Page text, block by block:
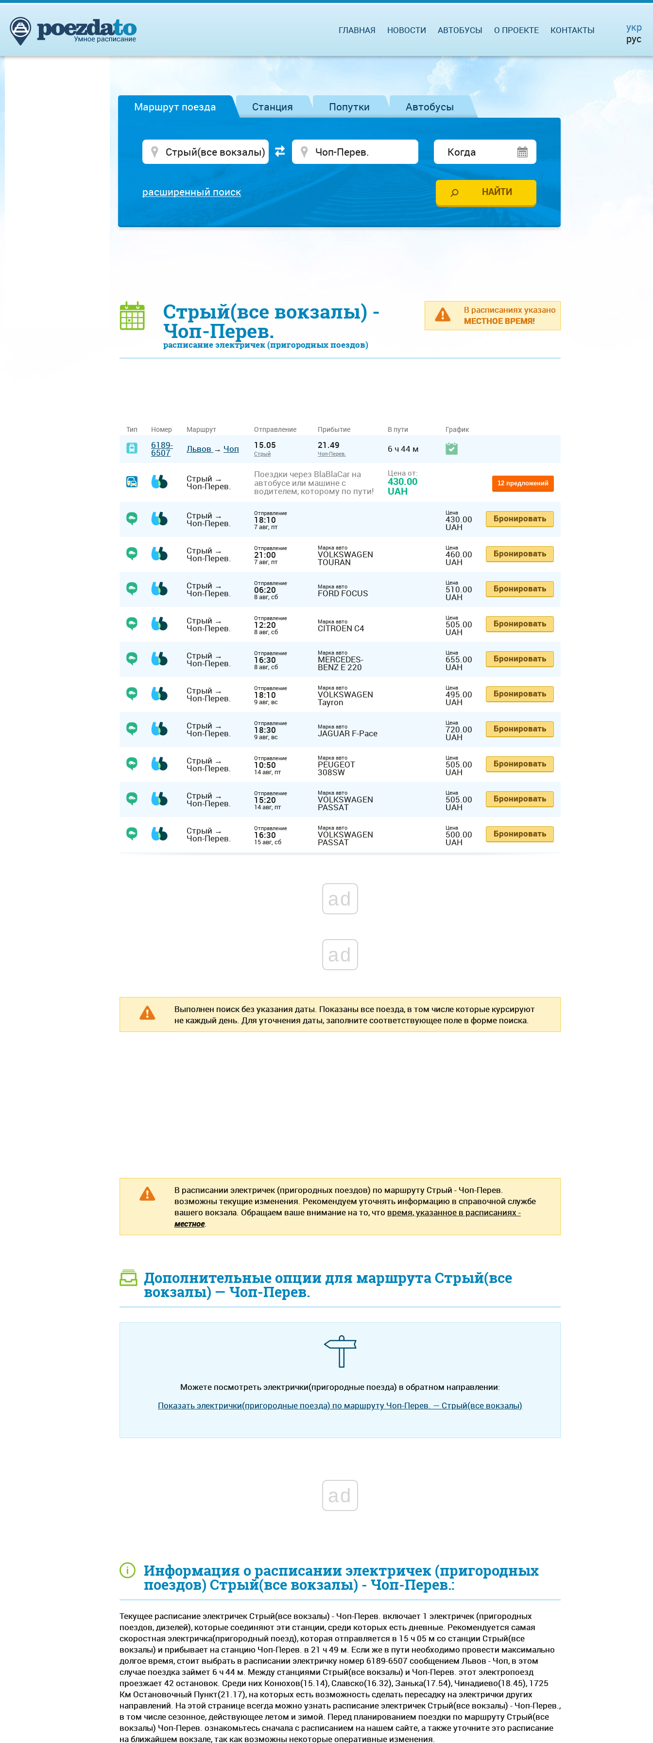
ГЛАВНАЯ НОВОСТИ АВТОБУСЫ О ПРОЕКТЕ КОНТАКТЫ
укр
рус
Маршрут поезда Станция Попутки Автобусы
расширенный поиск
В расписаниях указано
МЕСТНОЕ ВРЕМЯ!
Стрый(все вокзалы) -
Чоп-Перев.
расписание электричек (пригородных поездов)
Информация о расписании электричек (пригородных
поездов) Стрый(все вокзалы) - Чоп-Перев.:
Текущее расписание электричек Стрый(все вокзалы) - Чоп-Перев. включает 1 электричек (пригородных
поездов, дизелей), которые соединяют эти станции, среди которых есть дневные. Рекомендуется самая
скоростная электричка(пригородный поезд), которая отправляется в 15 ч 05 м со станции Стрый(все
вокзалы) и прибывает на станцию Чоп-Перев. в 21 ч 49 м. Если же в пути необходимо провести максимально
долгое время, стоит выбрать в расписании электричку номер 6189-6507 сообщением Львов - Чоп, в этом
случае поездка займет 6 ч 44 м. Между станциями Стрый(все вокзалы) и Чоп-Перев. этот электропоезд
проезжает 42 остановок. Среди них Конюхов(15.14), Славско(16.32), Занька(17.54), Чинадиево(18.45), 1725
Км Остановочный Пункт(21.17), на которых есть возможность сделать пересадку на электрички других
направлений. На этой странице всегда можно узнать расписание электричек Стрый(все вокзалы) - Чоп-Перев.,
в том числе сезонное, действующее летом и зимой. Перед планированием поездки по маршруту Стрый(все
вокзалы) Чоп-Перев. ознакомьтесь сначала с расписанием на нашем сайте, а также уточните это расписание
на ближайшем вокзале, так как возможны некоторые оперативные изменения.
Тип Номер Маршрут Отправление Прибытие В пути График
6189-
6507 Львов → Чоп 15.05
Стрый
21.49
Чоп-Перев. 6 ч 44 м
Стрый →
Чоп-Перев.
Поездки через BlaBlaCar на
автобусе или машине с
водителем, которому по пути!
Цена от:
430.00
UAH
12 предложений
Стрый →
Чоп-Перев.
Отправление
18:10
7 авг, пт
Цена
430.00
UAH
Бронировать
Стрый →
Чоп-Перев.
Отправление
21:00
7 авг, пт
Марка авто
VOLKSWAGEN
TOURAN
Цена
460.00
UAH
Бронировать
Стрый →
Чоп-Перев.
Отправление
06:20
8 авг, сб
Марка авто
FORD FOCUS
Цена
510.00
UAH
Бронировать
Стрый →
Чоп-Перев.
Отправление
12:20
8 авг, сб
Марка авто
CITROEN C4
Цена
505.00
UAH
Бронировать
Стрый →
Чоп-Перев.
Отправление
16:30
8 авг, сб
Марка авто
MERCEDES-
BENZ E 220
Цена
655.00
UAH
Бронировать
Стрый →
Чоп-Перев.
Отправление
18:10
9 авг, вс
Марка авто
VOLKSWAGEN
Tayron
Цена
495.00
UAH
Бронировать
Стрый →
Чоп-Перев.
Отправление
18:30
9 авг, вс
Марка авто
JAGUAR F-Pace
Цена
720.00
UAH
Бронировать
Стрый →
Чоп-Перев.
Отправление
10:50
14 авг, пт
Марка авто
PEUGEOT
308SW
Цена
505.00
UAH
Бронировать
Стрый →
Чоп-Перев.
Отправление
15:20
14 авг, пт
Марка авто
VOLKSWAGEN
PASSAT
Цена
505.00
UAH
Бронировать
Стрый →
Чоп-Перев.
Отправление
16:30
15 авг, сб
Марка авто
VOLKSWAGEN
PASSAT
Цена
500.00
UAH
Бронировать
ad
ad
Выполнен поиск без указания даты. Показаны все поезда, в том числе которые курсируют
не каждый день. Для уточнения даты, заполните соответствующее поле в форме поиска.
В расписании электричек (пригородных поездов) по маршруту Стрый - Чоп-Перев.
возможны текущие изменения. Рекомендуем уточнять информацию в справочной службе
вашего вокзала. Обращаем ваше внимание на то, что время, указанное в расписаниях -
местное.
Дополнительные опции для маршрута Стрый(все
вокзалы) — Чоп-Перев.
Можете посмотреть электрички(пригородные поезда) в обратном направлении:
Показать электрички(пригородные поезда) по маршруту Чоп-Перев. — Стрый(все вокзалы)
ad